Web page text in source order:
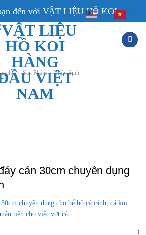
đến với VẬT LIỆU HỒ KOI
chủ / Sản Phẩm / Thủy Sinh
cán 30cm chuyên dụng
chuyên dụng cho bể hồ cá cảnh, cá koi.
tiện cho việc vợt cá
EN